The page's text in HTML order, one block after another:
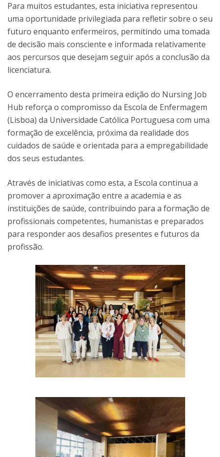
Para muitos estudantes, esta iniciativa representou
uma oportunidade privilegiada para refletir sobre o seu
futuro enquanto enfermeiros, permitindo uma tomada
de decisão mais consciente e informada relativamente
aos percursos que desejam seguir após a conclusão da
licenciatura.
O encerramento desta primeira edição do Nursing Job
Hub reforça o compromisso da Escola de Enfermagem
(Lisboa) da Universidade Católica Portuguesa com uma
formação de excelência, próxima da realidade dos
cuidados de saúde e orientada para a empregabilidade
dos seus estudantes.
Através de iniciativas como esta, a Escola continua a
promover a aproximação entre a academia e as
instituições de saúde, contribuindo para a formação de
profissionais competentes, humanistas e preparados
para responder aos desafios presentes e futuros da
profissão.